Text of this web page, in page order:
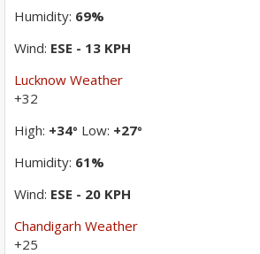
Humidity: 69%
Wind: ESE - 13 KPH
Lucknow Weather
+32
High: +34° Low: +27°
Humidity: 61%
Wind: ESE - 20 KPH
Chandigarh Weather
+25